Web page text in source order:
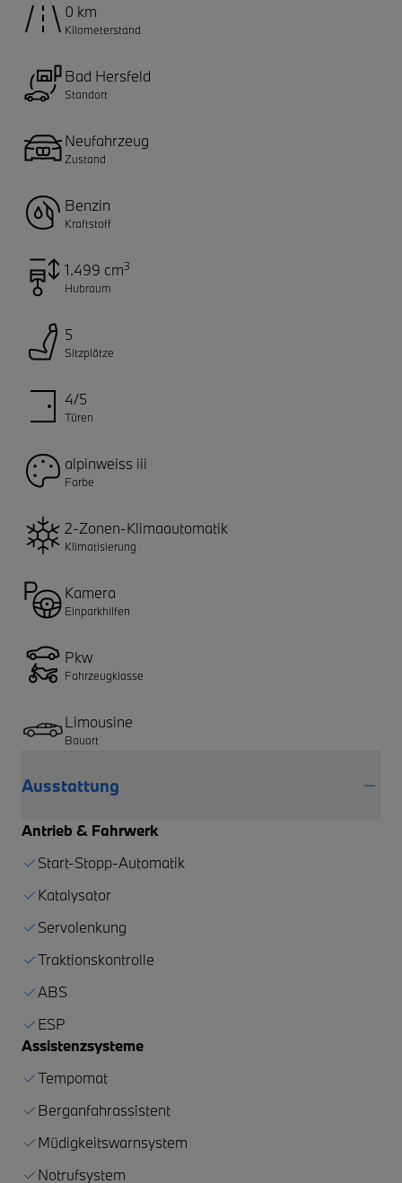
0 km
Kilometerstand
Bad Hersfeld
Standort
Neufahrzeug
Zustand
Benzin
Kraftstoff
1.499 cm3
Hubraum
5
Sitzplätze
4/5
Türen
alpinweiss iii
Farbe
2-Zonen-Klimaautomatik
Klimatisierung
Kamera
Einparkhilfen
Pkw
Fahrzeugklasse
Limousine
Bauart
Ausstattung
Antrieb & Fahrwerk
Start-Stopp-Automatik
Katalysator
Servolenkung
Traktionskontrolle
ABS
ESP
Assistenzsysteme
Tempomat
Berganfahrassistent
Müdigkeitswarnsystem
Notrufsystem